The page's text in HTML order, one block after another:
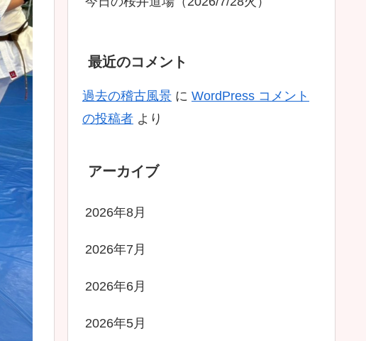
最近のコメント
過去の稽古風景 に WordPress コメント
の投稿者 より
アーカイブ
2026年8月
2026年7月
2026年6月
2026年5月